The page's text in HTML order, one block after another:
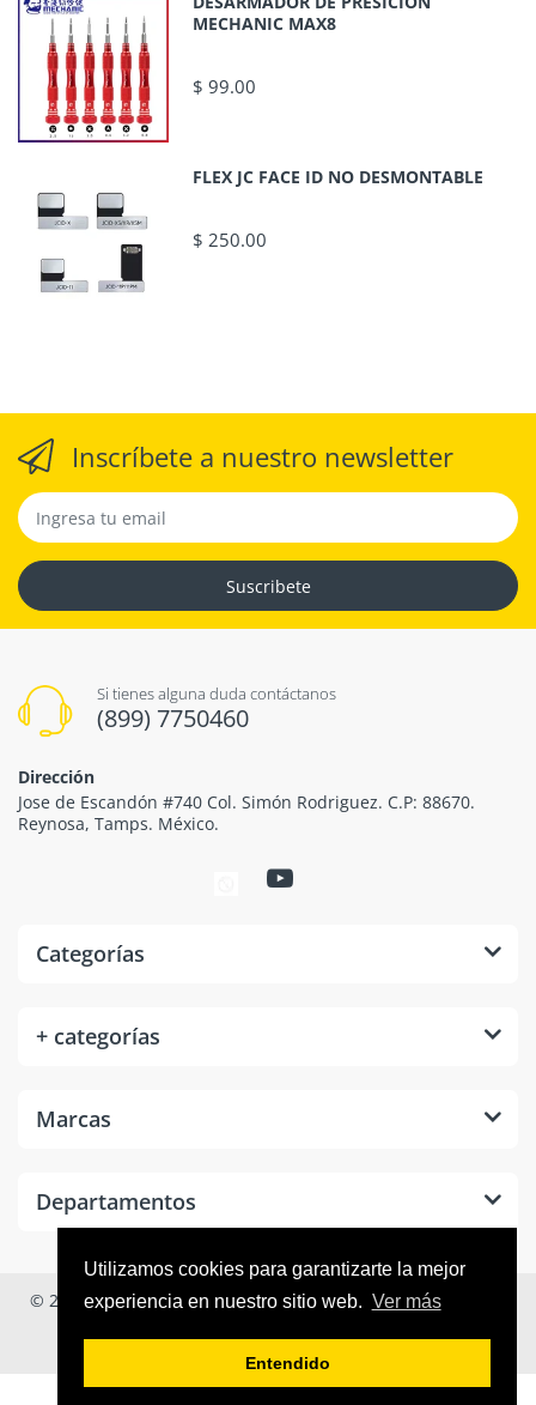
Utilizamos cookies para garantizarte la mejor
experiencia en nuestro sitio web. Ver más
Entendido
MECHANIC MAX8
$ 99.00
FLEX JC FACE ID NO DESMONTABLE
$ 250.00
Inscríbete a nuestro newsletter
Suscribete
Si tienes alguna duda contáctanos
(899) 7750460
Dirección
Jose de Escandón #740 Col. Simón Rodriguez. C.P: 88670.
Reynosa, Tamps. México.
Categorías
+ categorías
Marcas
Departamentos
© 2026Tool Room México. Todos los derechos reservados.